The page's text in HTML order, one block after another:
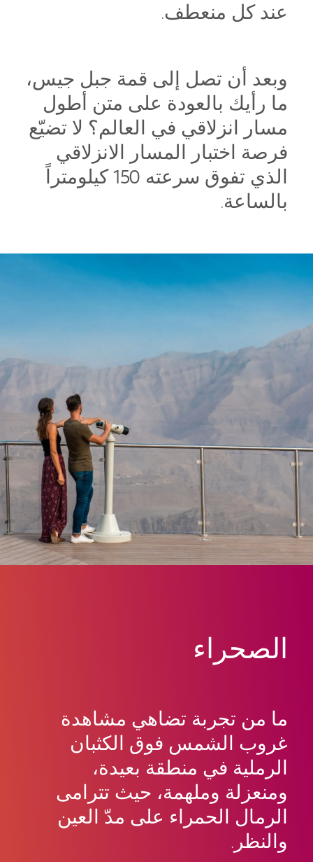
عند كل منعطف.
وبعد أن تصل إلى قمة جبل جيس،
ما رأيك بالعودة على متن أطول
مسار انزلاقي في العالم؟ لا تضيّع
فرصة اختبار المسار الانزلاقي
الذي تفوق سرعته 150 كيلومتراً
بالساعة.
الصحراء
ما من تجربة تضاهي مشاهدة
غروب الشمس فوق الكثبان
الرملية في منطقة بعيدة،
ومنعزلة وملهمة، حيث تترامى
الرمال الحمراء على مدّ العين
والنظر.